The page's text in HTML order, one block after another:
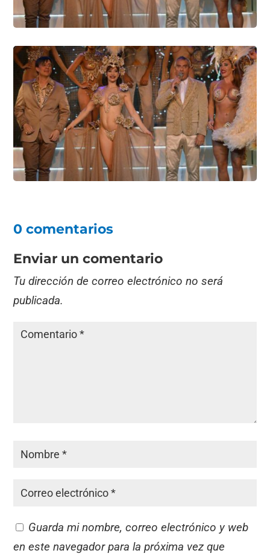
0 comentarios
Enviar un comentario
Tu dirección de correo electrónico no será
publicada.
Guarda mi nombre, correo electrónico y web
en este navegador para la próxima vez que